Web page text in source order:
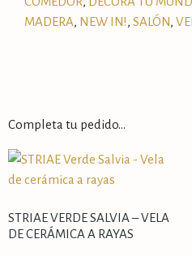
MADERA, NEW IN!, SALÓN,
Completa tu pedido…
STRIAE VERDE SALVIA – VELA
DE CERÁMICA A RAYAS